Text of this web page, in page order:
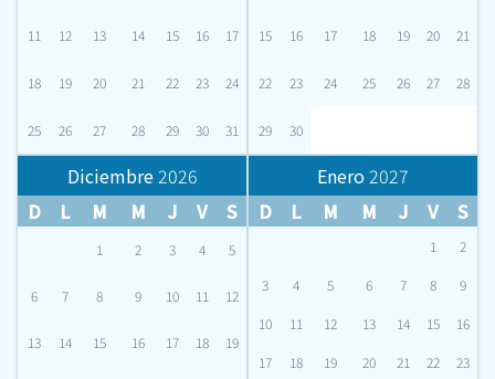
11 12 13 14 15 16 17
18 19 20 21 22 23 24
25 26 27 28 29 30 31
15 16 17 18 19 20 21
22 23 24 25 26 27 28
29 30
Diciembre2026
D
L M M J V S
1 2 3 4 5
6 7 8 9 10 11 12
13 14 15 16 17 18 19
Enero2027
D
L M M J V S
1 2
3 4 5 6 7 8 9
10 11 12 13 14 15 16
17 18 19 20 21 22 23